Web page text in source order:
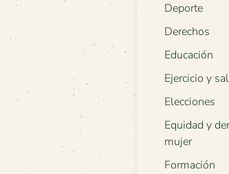
Deporte
Derechos
Educación
Ejercicio y
Elecciones
Equidad y
mujer
Formación